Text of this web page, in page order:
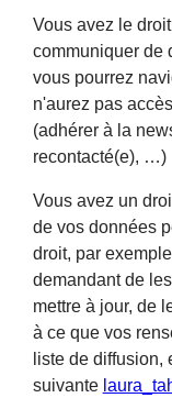
Vous avez le
communiquer de
vous pourrez
n'aurez pas
(adhérer à la
recontacté(e), …)
Vous avez un
de vos données
droit, par
demandant de
mettre à jour, de
à ce que vos
liste de diffusion,
suivante